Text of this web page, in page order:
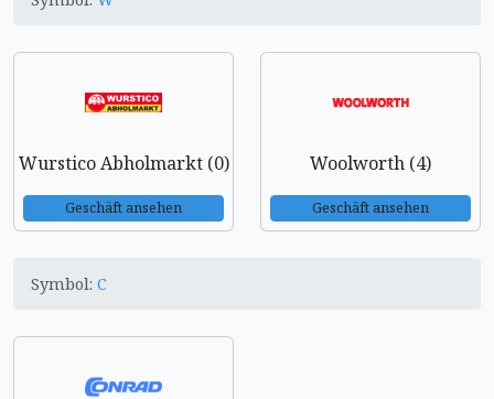
Wurstico Abholmarkt (0)
Geschäft ansehen
Woolworth (4)
Geschäft ansehen
Symbol: C